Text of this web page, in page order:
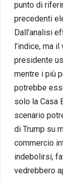
punto di
precedenti
Dall’analisi
l’indice, ma
presidente
mentre i più
potrebbe
solo la Casa
scenario
di Trump su
commercio
indebolirsi,
vedrebbero